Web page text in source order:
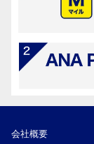
会社概要